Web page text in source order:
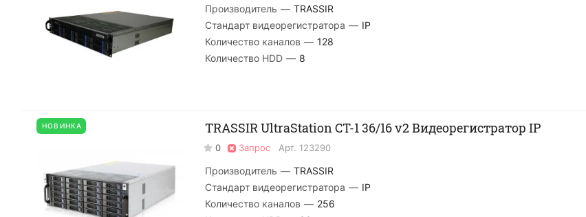
Производитель — TRASSIR
Стандарт видеорегистратора — IP
Количество каналов — 128
Количество HDD — 8
НОВИНКА TRASSIR UltraStation CT-1 36/16 v2 Видеорегистратор IP
0 Запрос Арт. 123290
Производитель — TRASSIR
Стандарт видеорегистратора — IP
Количество каналов — 256